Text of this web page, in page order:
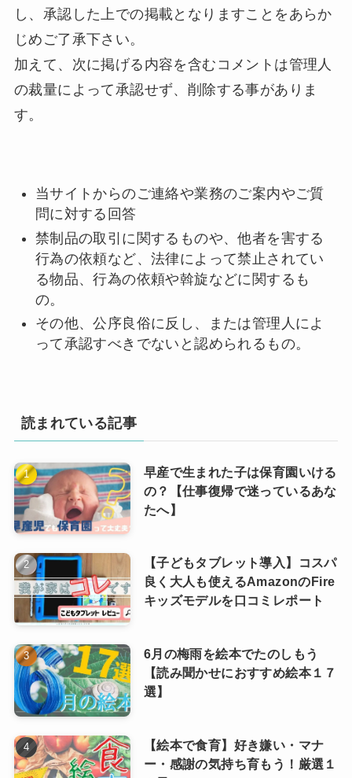
し、承認した上での掲載となりますことをあらか
じめご了承下さい。
加えて、次に掲げる内容を含むコメントは管理人
の裁量によって承認せず、削除する事がありま
す。
当サイトからのご連絡や業務のご案内やご質
問に対する回答
禁制品の取引に関するものや、他者を害する
行為の依頼など、法律によって禁止されてい
る物品、行為の依頼や斡旋などに関するも
の。
その他、公序良俗に反し、または管理人によ
って承認すべきでないと認められるもの。
読まれている記事
早産で生まれた子は保育園いける
の？【仕事復帰で迷っているあな
たへ】
【子どもタブレット導入】コスパ
良く大人も使えるAmazonのFire
キッズモデルを口コミレポート
6月の梅雨を絵本でたのしもう
【読み聞かせにおすすめ絵本１７
選】
【絵本で食育】好き嫌い・マナ
ー・感謝の気持ち育もう！厳選１